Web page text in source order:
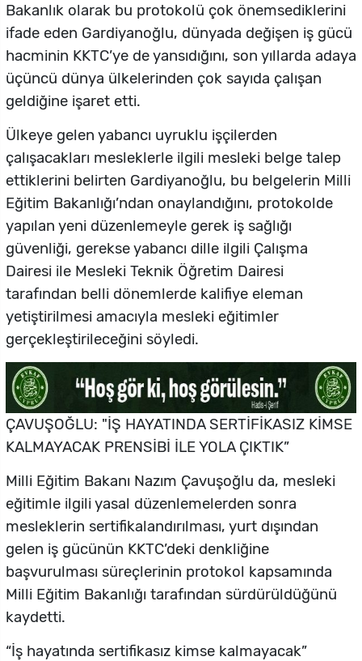
Bakanlık olarak bu protokolü çok önemsediklerini
ifade eden Gardiyanoğlu, dünyada değişen iş gücü
hacminin KKTC’ye de yansıdığını, son yıllarda adaya
üçüncü dünya ülkelerinden çok sayıda çalışan
geldiğine işaret etti.
Ülkeye gelen yabancı uyruklu işçilerden
çalışacakları mesleklerle ilgili mesleki belge talep
ettiklerini belirten Gardiyanoğlu, bu belgelerin Milli
Eğitim Bakanlığı’ndan onaylandığını, protokolde
yapılan yeni düzenlemeyle gerek iş sağlığı
güvenliği, gerekse yabancı dille ilgili Çalışma
Dairesi ile Mesleki Teknik Öğretim Dairesi
tarafından belli dönemlerde kalifiye eleman
yetiştirilmesi amacıyla mesleki eğitimler
gerçekleştirileceğini söyledi.
ÇAVUŞOĞLU: "İŞ HAYATINDA SERTİFİKASIZ KİMSE
KALMAYACAK PRENSİBİ İLE YOLA ÇIKTIK”
Milli Eğitim Bakanı Nazım Çavuşoğlu da, mesleki
eğitimle ilgili yasal düzenlemelerden sonra
mesleklerin sertifikalandırılması, yurt dışından
gelen iş gücünün KKTC’deki denkliğine
başvurulması süreçlerinin protokol kapsamında
Milli Eğitim Bakanlığı tarafından sürdürüldüğünü
kaydetti.
“İş hayatında sertifikasız kimse kalmayacak”